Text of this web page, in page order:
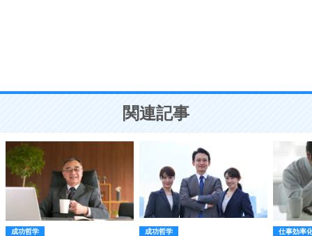
ことが大切。
関連記事
成功哲学 成功哲学 仕事効率